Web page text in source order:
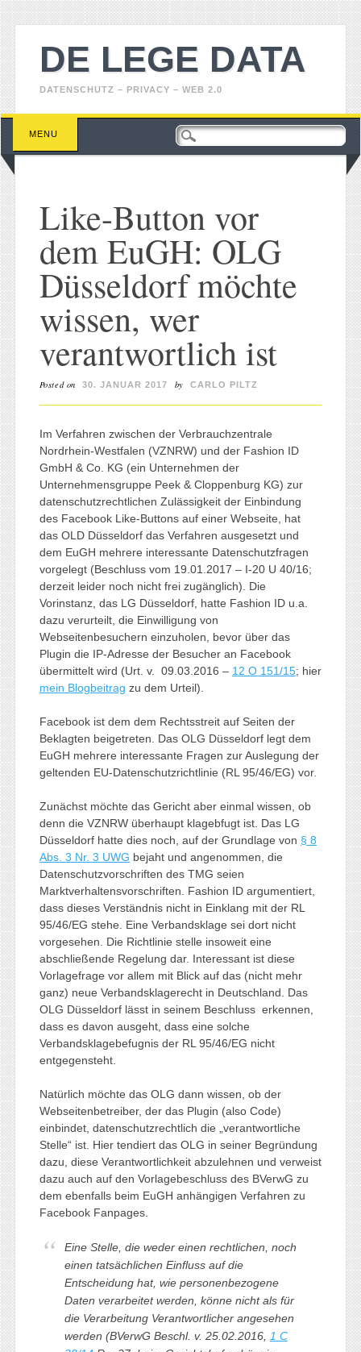
DE LEGE DATA
DATENSCHUTZ – PRIVACY – WEB 2.0
Main menu
Skip
content
MENU
Like-Button vor
dem EuGH: OLG
Düsseldorf möchte
wissen, wer
verantwortlich ist
Posted on 30. JANUAR 2017 by CARLO PILTZ
Im Verfahren zwischen der Verbrauchzentrale
Nordrhein-Westfalen (VZNRW) und der Fashion ID
GmbH & Co. KG (ein Unternehmen der
Unternehmensgruppe Peek & Cloppenburg KG) zur
datenschutzrechtlichen Zulässigkeit der Einbindung
des Facebook Like-Buttons auf einer Webseite, hat
das OLD Düsseldorf das Verfahren ausgesetzt und
dem EuGH mehrere interessante Datenschutzfragen
vorgelegt (Beschluss vom 19.01.2017 – I-20 U 40/16;
derzeit leider noch nicht frei zugänglich). Die
Vorinstanz, das LG Düsseldorf, hatte Fashion ID u.a.
dazu verurteilt, die Einwilligung von
Webseitenbesuchern einzuholen, bevor über das
Plugin die IP-Adresse der Besucher an Facebook
übermittelt wird (Urt. v. 09.03.2016 – 12 O 151/15; hier
mein Blogbeitrag zu dem Urteil).
Facebook ist dem dem Rechtsstreit auf Seiten der
Beklagten beigetreten. Das OLG Düsseldorf legt dem
EuGH mehrere interessante Fragen zur Auslegung der
geltenden EU-Datenschutzrichtlinie (RL 95/46/EG) vor.
Zunächst möchte das Gericht aber einmal wissen, ob
denn die VZNRW überhaupt klagebfugt ist. Das LG
Düsseldorf hatte dies noch, auf der Grundlage von § 8
Abs. 3 Nr. 3 UWG bejaht und angenommen, die
Datenschutzvorschriften des TMG seien
Marktverhaltensvorschriften. Fashion ID argumentiert,
dass dieses Verständnis nicht in Einklang mit der RL
95/46/EG stehe. Eine Verbandsklage sei dort nicht
vorgesehen. Die Richtlinie stelle insoweit eine
abschließende Regelung dar. Interessant ist diese
Vorlagefrage vor allem mit Blick auf das (nicht mehr
ganz) neue Verbandsklagerecht in Deutschland. Das
OLG Düsseldorf lässt in seinem Beschluss erkennen,
dass es davon ausgeht, dass eine solche
Verbandsklagebefugnis der RL 95/46/EG nicht
entgegensteht.
Natürlich möchte das OLG dann wissen, ob der
Webseitenbetreiber, der das Plugin (also Code)
einbindet, datenschutzrechtlich die „verantwortliche
Stelle“ ist. Hier tendiert das OLG in seiner Begründung
dazu, diese Verantwortlichkeit abzulehnen und verweist
dazu auch auf den Vorlagebeschluss des BVerwG zu
dem ebenfalls beim EuGH anhängigen Verfahren zu
Facebook Fanpages.
Eine Stelle, die weder einen rechtlichen, noch
einen tatsächlichen Einfluss auf die
Entscheidung hat, wie personenbezogene
Daten verarbeitet werden, könne nicht als für
die Verarbeitung Verantwortlicher angesehen
werden (BVerwG Beschl. v. 25.02.2016,
1 C